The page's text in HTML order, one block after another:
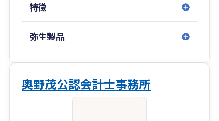
特徴
弥生製品
奥野茂公認会計士事務所